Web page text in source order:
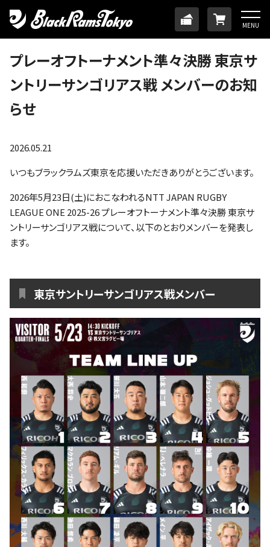
MENU
TICKET
HOME
チーム
アカデミー
SDGs・ホームタウン
ファンクラブ
パートナー
プレーオフトーナメント準々決勝 東京サ
ントリーサンゴリアス戦 メンバーのお知
らせ
2026.05.21
いつもブラックラムズ東京を応援いただきありがとうございます。
2026年5月23日(土)におこなわれるNTT JAPAN RUGBY
LEAGUE ONE 2025-26 プレーオフトーナメント準々決勝 東京サ
ントリーサンゴリアス戦について、以下のとおりメンバーを発表し
ます。
東京サントリーサンゴリアス戦メンバー